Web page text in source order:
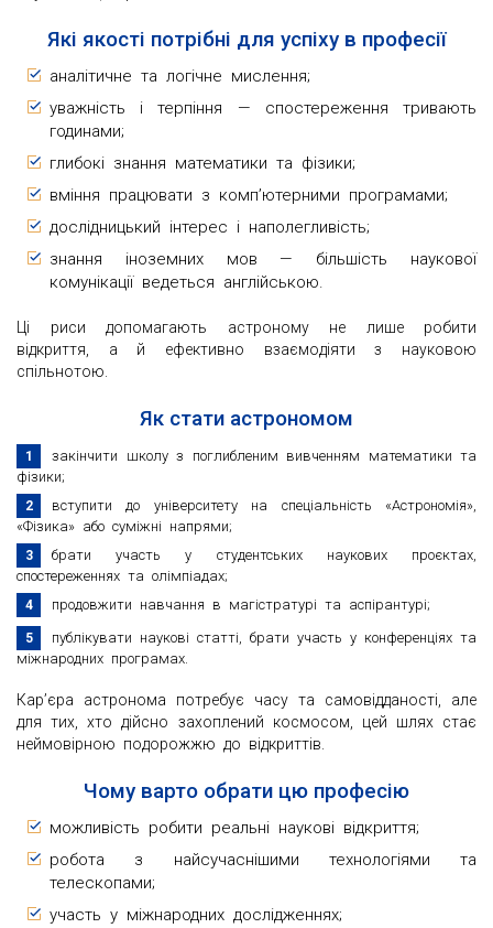
Які якості потрібні для успіху в професії
аналітичне та логічне мислення;
уважність і терпіння — спостереження тривають
годинами;
глибокі знання математики та фізики;
вміння працювати з комп’ютерними програмами;
дослідницький інтерес і наполегливість;
знання іноземних мов — більшість наукової
комунікації ведеться англійською.
Ці риси допомагають астроному не лише робити
відкриття, а й ефективно взаємодіяти з науковою
спільнотою.
Як стати астрономом
закінчити школу з поглибленим вивченням математики та
фізики;
вступити до університету на спеціальність «Астрономія»,
«Фізика» або суміжні напрями;
брати участь у студентських наукових проєктах,
спостереженнях та олімпіадах;
продовжити навчання в магістратурі та аспірантурі;
публікувати наукові статті, брати участь у конференціях та
міжнародних програмах.
Кар’єра астронома потребує часу та самовідданості, але
для тих, хто дійсно захоплений космосом, цей шлях стає
неймовірною подорожжю до відкриттів.
Чому варто обрати цю професію
можливість робити реальні наукові відкриття;
робота з найсучаснішими технологіями та
телескопами;
участь у міжнародних дослідженнях;